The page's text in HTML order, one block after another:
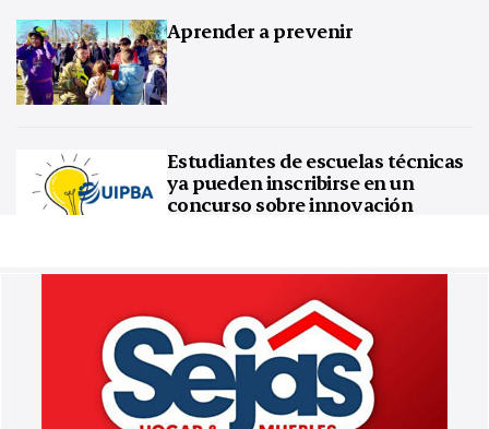
Aprender a prevenir
Estudiantes de escuelas técnicas
ya pueden inscribirse en un
concurso sobre innovación